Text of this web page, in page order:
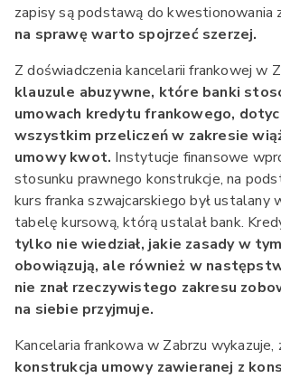
zapisy są podstawą do kwestionowania
na sprawę warto spojrzeć szerzej.
Z doświadczenia kancelarii frankowej w
klauzule abuzywne, które banki
umowach kredytu frankowego,
wszystkim przeliczeń w zakresie
umowy kwot. Instytucje finansowe
stosunku prawnego konstrukcje, na
kurs franka szwajcarskiego był ustalany
tabelę kursową, którą ustalał bank.
tylko nie wiedział, jakie zasady w
obowiązują, ale również w
nie znał rzeczywistego zakresu
na siebie przyjmuje.
Kancelaria frankowa w Zabrzu wykazuje,
konstrukcja umowy zawieranej z